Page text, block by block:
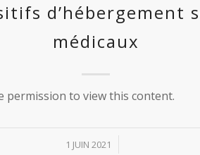
d’hébergement
médicaux
permission to view this content.
1 JUIN 2021
/